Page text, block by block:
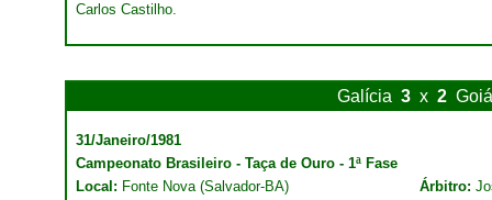
Carlos Castilho.
Galícia 3 x 2
31/Janeiro/1981
Campeonato Brasileiro - Taça de Ouro - 1ª Fase
Local: Fonte Nova (Salvador-BA) Árbitro: